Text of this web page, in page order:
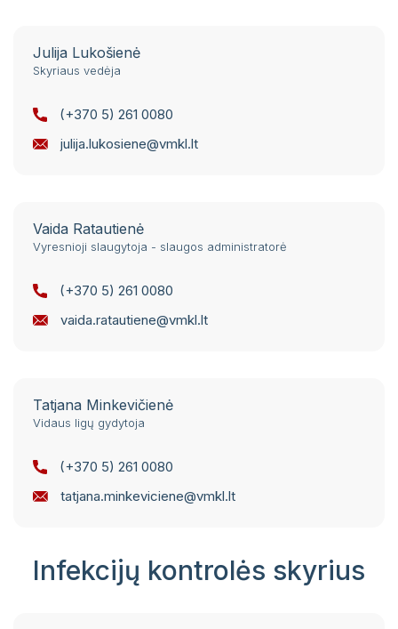
Julija Lukošienė
Skyriaus vedėja
(+370 5) 261 0080
julija.lukosiene@vmkl.lt
Vaida Ratautienė
Vyresnioji slaugytoja - slaugos administratorė
(+370 5) 261 0080
vaida.ratautiene@vmkl.lt
Tatjana Minkevičienė
Vidaus ligų gydytoja
(+370 5) 261 0080
tatjana.minkeviciene@vmkl.lt
Infekcijų kontrolės skyrius